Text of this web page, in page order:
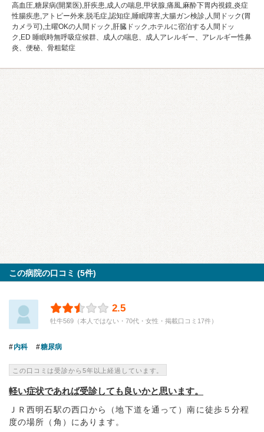
高血圧,糖尿病(開業医),肝疾患,成人の喘息,甲状腺,痛風,麻酔下胃内視鏡,炎症
性腸疾患,アトピー外来,脱毛症,認知症,睡眠障害,大腸ガン検診,人間ドック(胃
カメラ可),土曜OKの人間ドック,肝臓ドック,ホテルに宿泊する人間ドッ
ク,ED 睡眠時無呼吸症候群、成人の喘息、成人アレルギー、アレルギー性鼻
炎、便秘、骨粗鬆症
この病院の口コミ (5件)
2.5
牡牛569（本人ではない・70代・女性・掲載口コミ17件）
内科 糖尿病
この口コミは受診から5年以上経過しています。
軽い症状であれば受診しても良いかと思います。
ＪＲ西明石駅の西口から（地下道を通って）南に徒歩５分程
度の場所（角）にあります。